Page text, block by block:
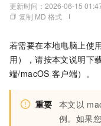
更新时间： 2026-06-15
复制 MD 格式
若需要在本地电脑上使
用），请按本文说明下
端/macOS 客户端）。
重要 本文以
例。如果